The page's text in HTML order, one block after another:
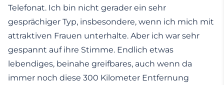
Telefonat. Ich bin nicht gerader ein sehr
gesprächiger Typ, insbesondere, wenn ich mich mit
attraktiven Frauen unterhalte. Aber ich war sehr
gespannt auf ihre Stimme. Endlich etwas
lebendiges, beinahe greifbares, auch wenn da
immer noch diese 300 Kilometer Entfernung